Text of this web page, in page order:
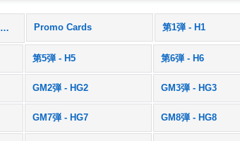
DRAGONBALL HEROES / ドラゴンボールヒーローズ (All Products) Promo Cards 第1弾 - H1
第5弾 - H5 第6弾 - H6
GM2弾 - HG2 GM3弾 - HG3
GM7弾 - HG7 GM8弾 - HG8